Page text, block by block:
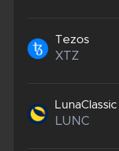
Tezos
XTZ
LunaClassic
LUNC